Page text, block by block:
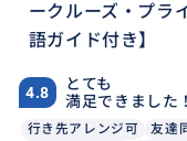
ークルーズ・プラ
語ガイド付き】
4.8
とても
満足できました！
行き先アレンジ可 友達